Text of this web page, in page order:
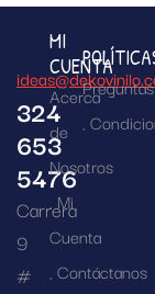
324
653
5476
Carrera
9
#
MI
CUENTA
Acerca
de
Nosotros
Mi
Cuenta
Contáctanos